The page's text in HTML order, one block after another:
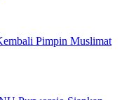
Pimpin Muslimat